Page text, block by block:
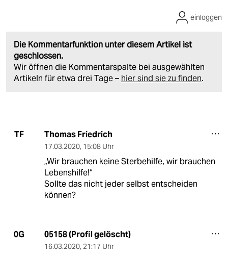
Die Kommentarfunktion unter diesem Artikel ist
geschlossen.
Wir öffnen die Kommentarspalte bei ausgewählten
Artikeln für etwa drei Tage – hier sind sie zu finden.
einloggen
TF Thomas Friedrich
17.03.2020, 15:08 Uhr
„Wir brauchen keine Sterbehilfe, wir brauchen
Lebenshilfe!“
Sollte das nicht jeder selbst entscheiden
können?
0G 05158 (Profil gelöscht)
16.03.2020, 21:17 Uhr